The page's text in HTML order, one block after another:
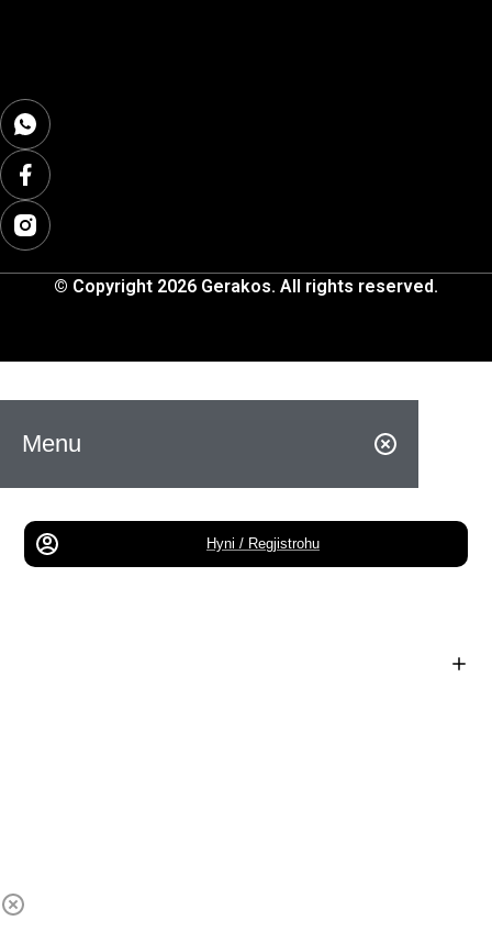
© Copyright 2026 Gerakos. All rights reserved.
Menu
Hyni / Regjistrohu